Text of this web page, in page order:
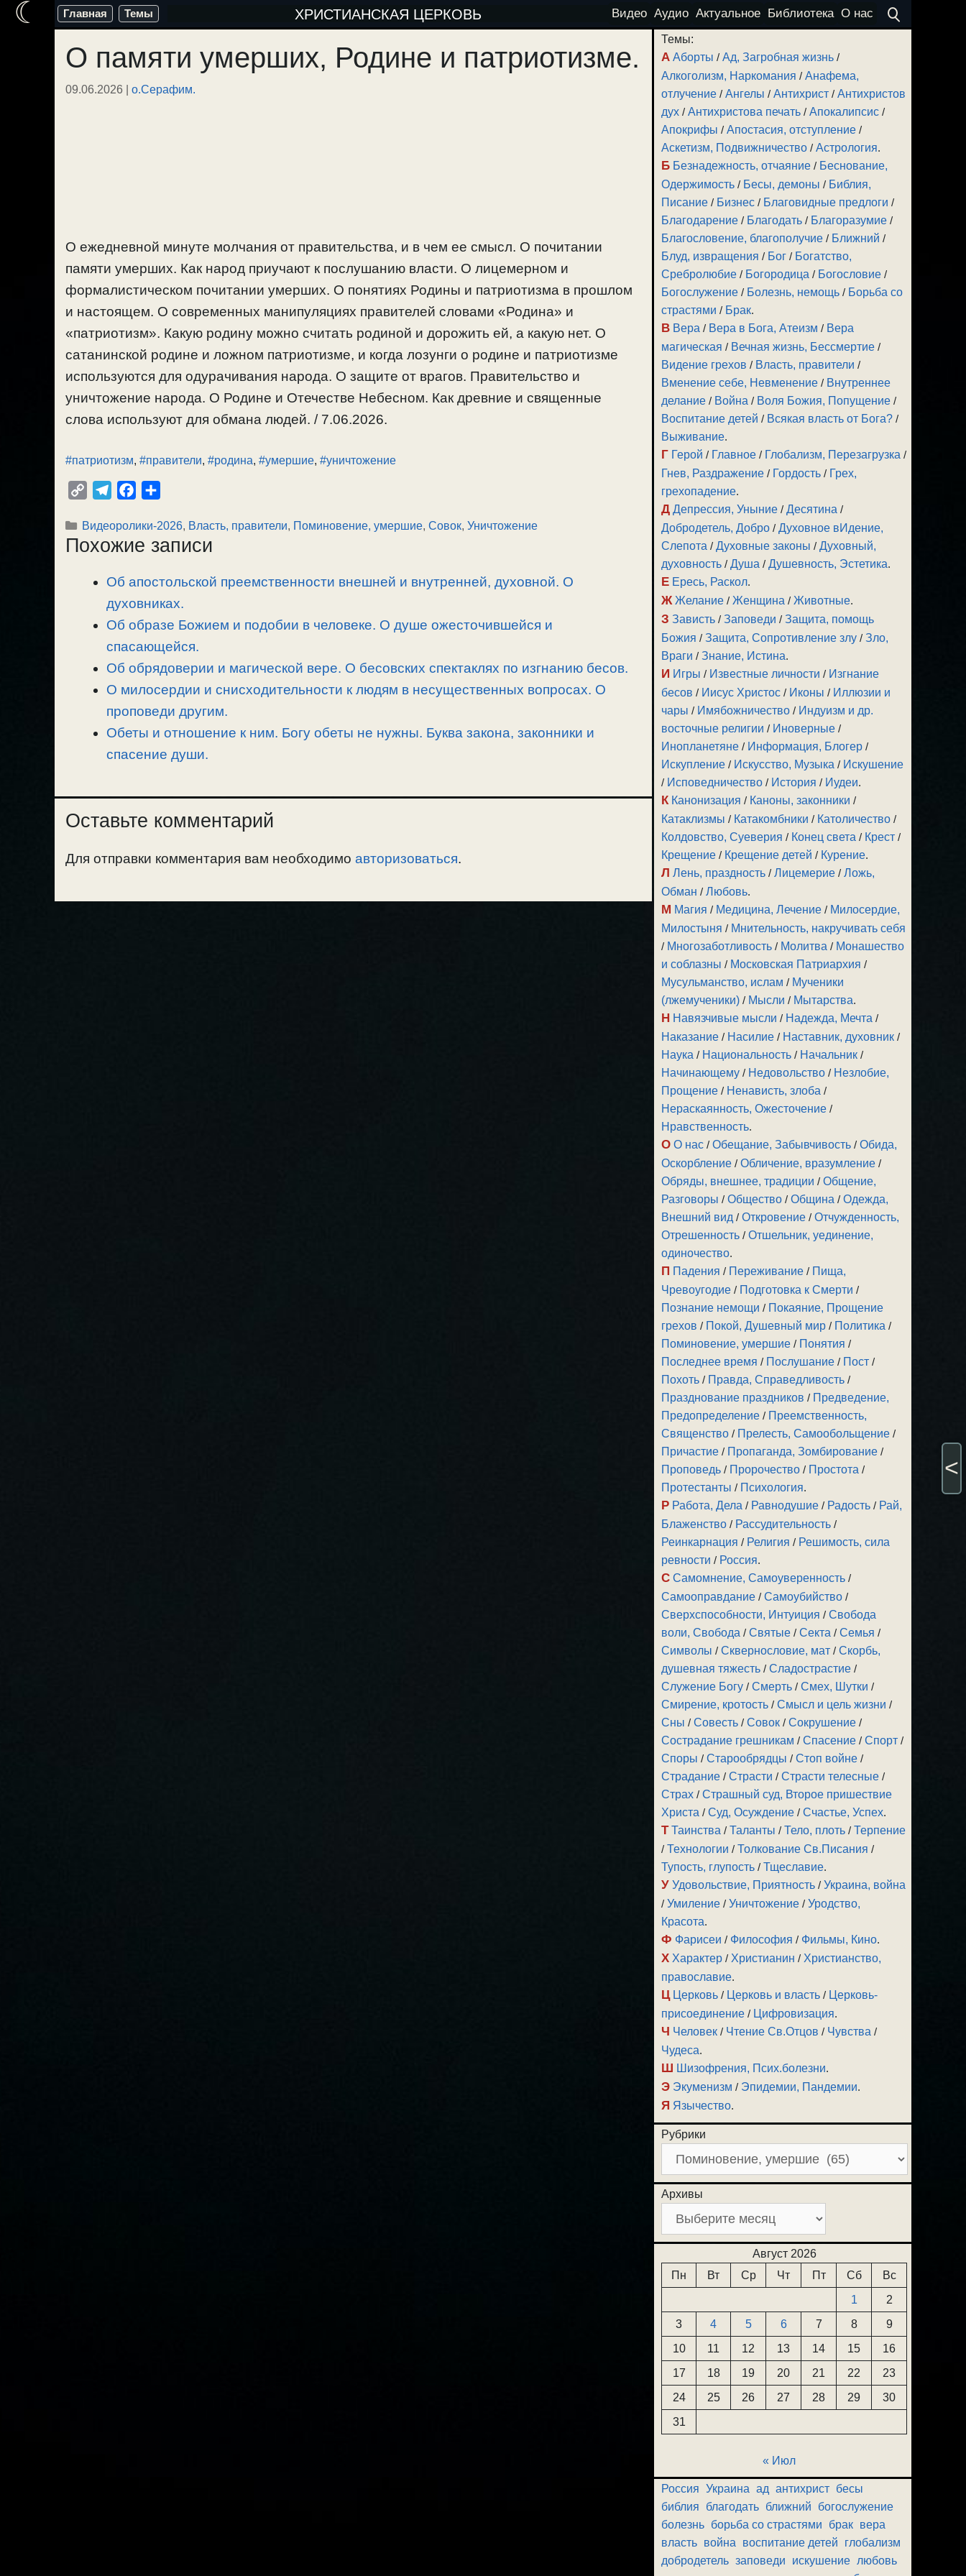
Перейти
содержимому
Главная Темы ХРИСТИАНСКАЯ ЦЕРКОВЬ Видео Аудио Актуальное Библиотека О нас
О памяти умерших, Родине и патриотизме.
09.06.2026 | о.Серафим.
О ежедневной минуте молчания от правительства, и в чем ее смысл. О почитании
памяти умерших. Как народ приучают к послушанию власти. О лицемерном и
формалистическом почитании умерших. О понятиях Родины и патриотизма в прошлом
и настоящем. О современных манипуляциях правителей словами «Родина» и
«патриотизм». Какую родину можно считать родиной и дорожить ей, а какую нет. О
сатанинской родине и ложном патриотизме, и когда лозунги о родине и патриотизме
используются для одурачивания народа. О защите от врагов. Правительство и
уничтожение народа. О Родине и Отечестве Небесном. Как древние и священные
слова используют для обмана людей. / 7.06.2026.
#патриотизм, #правители, #родина, #умершие, #уничтожение
p
y
l
e
r
a
m
c
e
o
o
k
п
р
в
и
т
Рубрики
Видеоролики-2026, Власть, правители, Поминовение, умершие, Совок, Уничтожение
Похожие записи
Об апостольской преемственности внешней и внутренней, духовной. О
духовниках.
Об образе Божием и подобии в человеке. О душе ожесточившейся и
спасающейся.
Об обрядоверии и магической вере. О бесовских спектаклях по изгнанию бесов.
О милосердии и снисходительности к людям в несущественных вопросах. О
проповеди другим.
Обеты и отношение к ним. Богу обеты не нужны. Буква закона, законники и
спасение души.
Оставьте комментарий
Для отправки комментария вам необходимо авторизоваться.
Темы:
А Аборты /Ад, Загробная жизнь /
Алкоголизм, Наркомания /Анафема,
отлучение /Ангелы /Антихрист /Антихристов
дух /Антихристова печать /Апокалипсис /
Апокрифы /Апостасия, отступление /
Аскетизм, Подвижничество /Астрология.
Б Безнадежность, отчаяние / Беснование,
Одержимость / Бесы, демоны / Библия,
Писание / Бизнес / Благовидные предлоги /
Благодарение / Благодать / Благоразумие /
Благословение, благополучие / Ближний /
Блуд, извращения / Бог / Богатство,
Сребролюбие / Богородица / Богословие /
Богослужение / Болезнь, немощь / Борьба со
страстями / Брак.
В Вера / Вера в Бога, Атеизм / Вера
магическая / Вечная жизнь, Бессмертие /
Видение грехов / Власть, правители /
Вменение себе, Невменение / Внутреннее
делание / Война / Воля Божия, Попущение /
Воспитание детей / Всякая власть от Бога? /
Выживание.
Г Герой / Главное / Глобализм, Перезагрузка /
Гнев, Раздражение / Гордость / Грех,
грехопадение.
Д Депрессия, Уныние /Десятина /
Добродетель, Добро /Духовное вИдение,
Слепота /Духовные законы /Духовный,
духовность /Душа /Душевность, Эстетика.
Е Ересь, Раскол.
Ж Желание /Женщина /Животные.
З Зависть /Заповеди /Защита, помощь
Божия /Защита, Сопротивление злу /Зло,
Враги /Знание, Истина.
И Игры / Известные личности / Изгнание
бесов / Иисус Христос / Иконы / Иллюзии и
чары / Имябожничество / Индуизм и др.
восточные религии / Иноверные /
Инопланетяне / Информация, Блогер /
Искупление / Искусство, Музыка / Искушение
/ Исповедничество / История / Иудеи.
К Канонизация / Каноны, законники /
Катаклизмы / Катакомбники / Католичество /
Колдовство, Суеверия / Конец света / Крест /
Крещение / Крещение детей / Курение.
Л Лень, праздность /Лицемерие /Ложь,
Обман /Любовь.
М Магия / Медицина, Лечение / Милосердие,
Милостыня / Мнительность, накручивать себя
/ Многозаботливость / Молитва / Монашество
и соблазны / Московская Патриархия /
Мусульманство, ислам / Мученики
(лжемученики) / Мысли / Мытарства.
Н Навязчивые мысли / Надежда, Мечта /
Наказание / Насилие / Наставник, духовник /
Наука / Национальность / Начальник /
Начинающему / Недовольство / Незлобие,
Прощение / Ненависть, злоба /
Нераскаянность, Ожесточение /
Нравственность.
О О нас /Обещание, Забывчивость /Обида,
Оскорбление /Обличение, вразумление /
Обряды, внешнее, традиции /Общение,
Разговоры /Общество /Община /Одежда,
Внешний вид /Откровение /Отчужденность,
Отрешенность /Отшельник, уединение,
одиночество.
П Падения / Переживание / Пища,
Чревоугодие / Подготовка к Смерти /
Познание немощи / Покаяние, Прощение
грехов / Покой, Душевный мир / Политика /
Поминовение, умершие / Понятия /
Последнее время / Послушание / Пост /
Похоть / Правда, Справедливость /
Празднование праздников / Предведение,
Предопределение / Преемственность,
Священство / Прелесть, Самообольщение /
Причастие / Пропаганда, Зомбирование /
Проповедь / Пророчество / Простота /
Протестанты / Психология.
Р Работа, Дела / Равнодушие / Радость / Рай,
Блаженство / Рассудительность /
Реинкарнация / Религия / Решимость, сила
ревности / Россия.
С Самомнение, Самоуверенность /
Самооправдание /Самоубийство /
Сверхспособности, Интуиция /Свобода
воли, Свобода /Святые /Секта /Семья /
Символы /Сквернословие, мат /Скорбь,
душевная тяжесть /Сладострастие /
Служение Богу /Смерть /Смех, Шутки /
Смирение, кротость /Смысл и цель жизни /
Сны /Совесть /Совок /Сокрушение /
Сострадание грешникам /Спасение /Спорт /
Споры /Старообрядцы /Стоп войне /
Страдание /Страсти /Страсти телесные /
Страх /Страшный суд, Второе пришествие
Христа /Суд, Осуждение /Счастье, Успех.
Т Таинства /Таланты /Тело, плоть /Терпение
/Технологии /Толкование Св.Писания /
Тупость, глупость /Тщеславие.
У Удовольствие, Приятность /Украина, война
/Умиление /Уничтожение /Уродство,
Красота.
Ф Фарисеи / Философия / Фильмы, Кино.
Х Характер / Христианин / Христианство,
православие.
Ц Церковь / Церковь и власть / Церковь-
присоединение / Цифровизация.
Ч Человек / Чтение Св.Отцов / Чувства /
Чудеса.
Ш Шизофрения, Псих.болезни.
Э Экуменизм / Эпидемии, Пандемии.
Я Язычество.
Рубрики
Архивы
Август 2026
Пн
Вт Ср Чт Пт Сб
Вс
1
2
3
4 5 6 7 8
9
10
11 12 13 14 15
16
17
18 19 20 21 22
23
24
25 26 27 28 29
30
31
« Июл
Россия Украина ад антихрист бесы
библия
благодать ближний
богослужение
болезнь борьба со страстями брак вера
власть война воспитание детей
глобализм
добродетель заповеди искушение любовь
☾
<